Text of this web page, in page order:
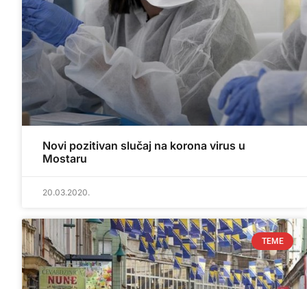
Novi pozitivan slučaj na korona virus u
Mostaru
20.03.2020.
TEME